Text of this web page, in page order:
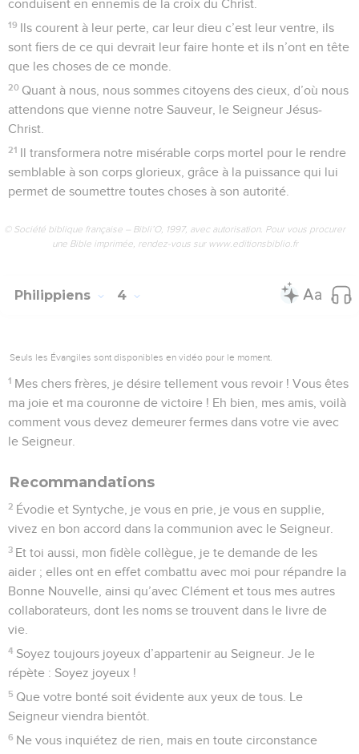
Seigneur : vous avez enfin pu manifester de nouveau votre
intérêt pour moi. Cet intérêt vous l’aviez déjà, certes, mais
vous n’aviez pas l’occasion de me le montrer.
11 Et je ne parle pas ainsi parce que je suis dans le besoin.
J’ai en effet appris à me contenter toujours de ce que j’ai.
12 Je sais vivre dans la pauvreté aussi bien que dans
l’abondance. J’ai appris à être satisfait partout et en toute
circonstance, que j’aie de quoi me nourrir ou que j’aie faim,
que je sois dans l’abondance ou dans le besoin.
13 Je peux faire face à toutes les difficultés grâce au Christ
14
Cependant, vous avez bien fait de prendre votre part de
Vous le savez bien vous-mêmes, Philippiens : quand j’ai
quitté la Macédoine, à l’époque où commençait la diffusion
16 Déjà quand j’étais à Thessalonique, vous m’avez envoyé
plus d’une fois ce dont j’avais besoin.
17 Ce n’est pas que je cherche à recevoir des dons ; mais je
désire qu’un bénéfice soit ajouté à votre compte.
18 Je certifie donc que j’ai reçu tout ce que vous m’avez
m’a apporté vos dons, je dispose de tout le nécessaire. Ces
dons sont comme une offrande d’agréable odeur, un
sacrifice que Dieu accepte et qui lui plaît.
19 Mon Dieu pourvoira à tous vos besoins, selon sa
magnifique richesse, par Jésus-Christ.
20 A Dieu notre Père soit la gloire pour toujours. Amen.
Salutations finales
21 Saluez au nom de Jésus-Christ chacun des membres de
votre communauté. Les frères qui sont avec moi vous
adressent leurs salutations.
22 Tous les croyants d’ici, et spécialement ceux qui sont au
service de l’empereur, vous adressent leurs salutations.